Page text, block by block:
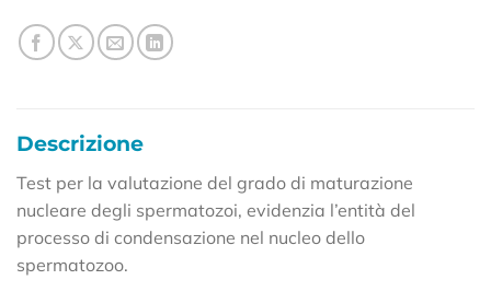
Descrizione
Test per la valutazione del grado di maturazione
nucleare degli spermatozoi, evidenzia l’entità del
processo di condensazione nel nucleo dello
spermatozoo.